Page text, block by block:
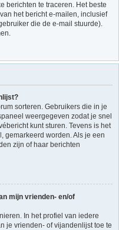
berichten te traceren. Het beste
het bericht e-mailen, inclusief
die de e-mail stuurde).
sorteren. Gebruikers die in je
weergegeven zodat je snel
kunt sturen. Tevens is het
gemarkeerd worden. Als je een
zijn of haar berichten
mijn vrienden- en/of
In het profiel van iedere
je vrienden- of vijandenlijst toe te